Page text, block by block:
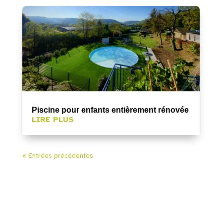
Piscine pour enfants entièrement rénovée
LIRE PLUS
« Entrées précédentes